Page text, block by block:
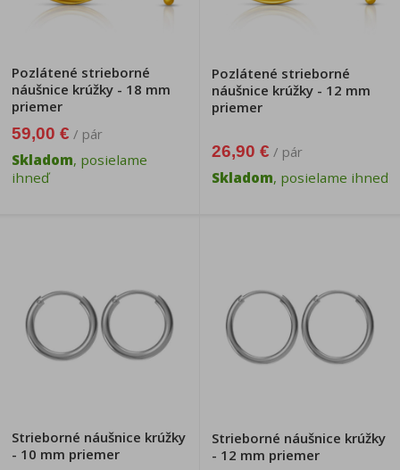
Pozlátené strieborné
náušnice krúžky - 18 mm
priemer
59,00 € / pár
Skladom, posielame
ihneď
Pozlátené strieborné
náušnice krúžky - 12 mm
priemer
26,90 € / pár
Skladom, posielame ihneď
Strieborné náušnice krúžky
- 10 mm priemer
Strieborné náušnice krúžky
- 12 mm priemer